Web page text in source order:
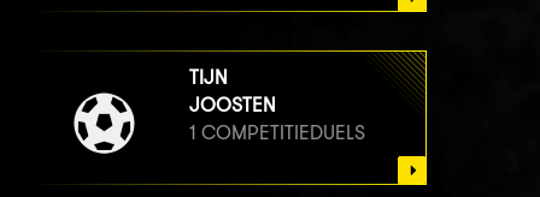
TIJN
JOOSTEN
1 COMPETITIEDUELS